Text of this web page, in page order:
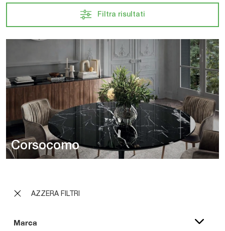
AZZERA FILTRI
Marca
Filtra risultati
Corsocomo